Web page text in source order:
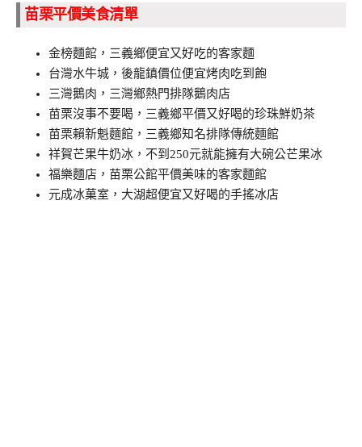
苗栗平價美食清單
金榜麵館，三義鄉便宜又好吃的客家麵
台灣水牛城，後龍鎮價位便宜烤肉吃到飽
三灣鵝肉，三灣鄉熱門排隊鵝肉店
苗栗沒事不要喝，三義鄉平價又好喝的珍珠鮮奶茶
苗栗賴新魁麵館，三義鄉知名排隊傳統麵館
祥賀芒果牛奶冰，不到250元就能擁有大碗公芒果冰
福樂麵店，苗栗公館平價美味的客家麵館
元成冰菓室，大湖超便宜又好喝的手搖冰店